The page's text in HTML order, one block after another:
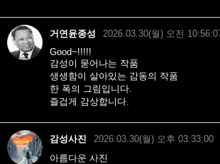
거연윤종성 2026.03.30(월) 오전
Good~!!!!!
감성이 묻어나는 작품
생생함이 살아있는 감동의 작품
한 폭의 그림입니다.
즐겁게 감상합니다.
감성사진 2026.03.30(월) 오후 03:33:00
아름다운 사진